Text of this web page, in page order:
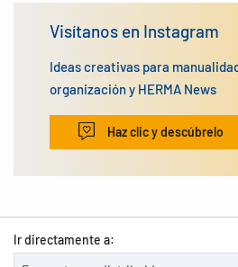
Visítanos en Instagram
Ideas creativas para
organización y HERMA News
Haz clic y descúbrelo
Ir directamente a: